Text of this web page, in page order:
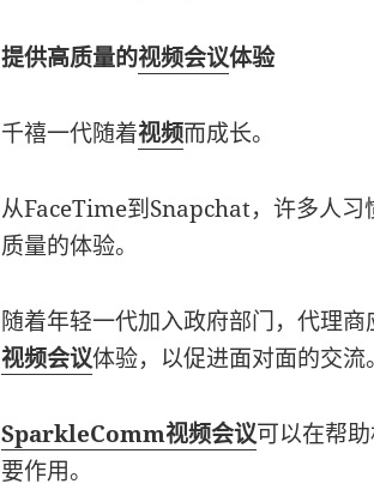
提供高质量的视频会议体验
千禧一代随着视频而成长。
从FaceTime到Snapchat，许多人习
质量的体验。
随着年轻一代加入政府部门，代理
视频会议体验，以促进面对面的交流。
SparkleComm视频会议可以在帮
要作用。